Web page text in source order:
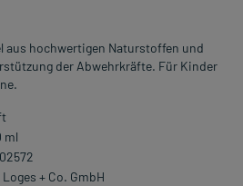
aus hochwertigen Naturstoffen und
der Abwehrkräfte. Für Kinder
ml
Loges + Co. GmbH